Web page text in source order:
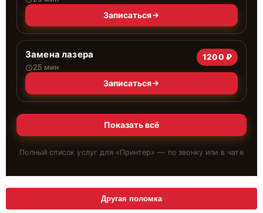
Записаться
Замена лазера
25 мин
1200 ₽
Записаться
Показать всё
Полный список услуг для «Принтер» — по звонку или в чате
Другая поломка